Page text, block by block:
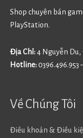
Shop chuyên bán
PlayStation.
Địa Chỉ:4 Nguyễn
Hotline:0396.496.953
Về Chúng Tôi
Điều khoản & Điều